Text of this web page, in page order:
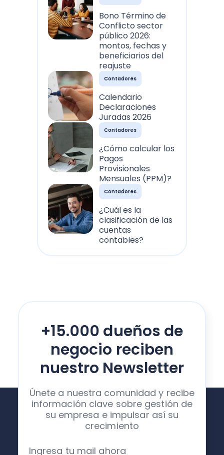
Bono Término de
Conflicto sector
público 2026:
montos, fechas y
beneficiarios del
reajuste
Contadores
Calendario
Declaraciones
Juradas 2026
Contadores
¿Cómo calcular los
Pagos
Provisionales
Mensuales (PPM)?
Contadores
¿Cuál es la
clasificación de las
cuentas
contables?
+15.000 dueños de
negocio reciben
nuestro Newsletter
Únete a nuestra comunidad y recibe
información clave sobre gestión de
su empresa e impulsar así su
crecimiento
Ingresa tu mail ahora